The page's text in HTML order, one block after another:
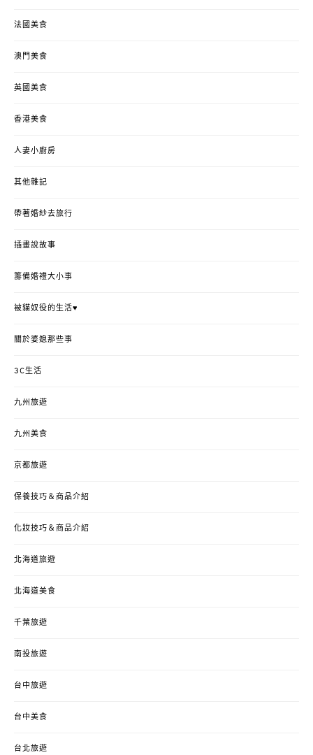
法國美食
澳門美食
英國美食
香港美食
人妻小廚房
其他雜記
帶著婚紗去旅行
插畫說故事
籌備婚禮大小事
被貓奴役的生活♥
關於婆媳那些事
3C生活
九州旅遊
九州美食
京都旅遊
保養技巧＆商品介紹
化妝技巧＆商品介紹
北海道旅遊
北海道美食
千葉旅遊
南投旅遊
台中旅遊
台中美食
台北旅遊